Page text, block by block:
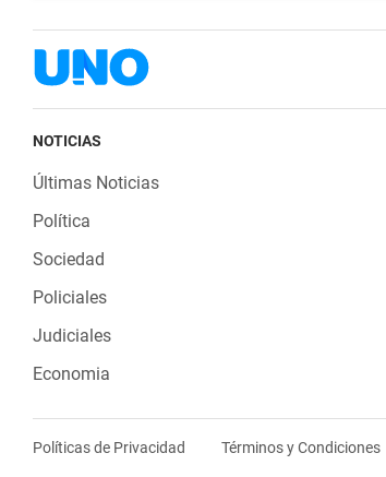
NOTICIAS
Últimas Noticias
Política
Sociedad
Policiales
Judiciales
Economia
Políticas de Privacidad Términos y Condiciones